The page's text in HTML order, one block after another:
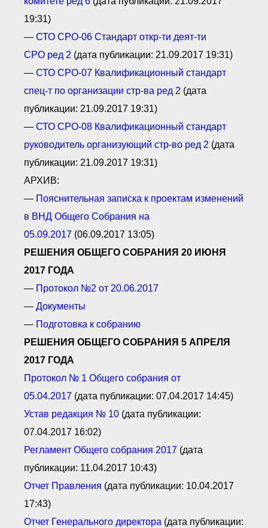
19:31)
— СТО СРО-06 Стандарт откр-ти деят-ти
СРО ред 2 (дата публикации: 21.09.2017 19:31)
— СТО СРО-07 Квалификационный стандарт
спец-т по организации стр-ва ред 2 (дата
публикации: 21.09.2017 19:31)
— СТО СРО-08 Квалификационный стандарт
руководитель организующий стр-во ред 2 (дата
публикации: 21.09.2017 19:31)
АРХИВ:
— Пояснительная записка к проектам изменений
в ВНД Общего Собрания на
05.09.2017 (06.09.2017 13:05)
РЕШЕНИЯ ОБЩЕГО СОБРАНИЯ 20 ИЮНЯ
2017 ГОДА
— Протокол №2 от 20.06.2017
— Документы
— Подготовка к собранию
РЕШЕНИЯ ОБЩЕГО СОБРАНИЯ 5 АПРЕЛЯ
2017 ГОДА
Протокол № 1 Общего собрания от
05.04.2017 (дата публикации: 07.04.2017 14:45)
Устав редакция № 10 (дата публикации:
07.04.2017 16:02)
Регламент Общего собрания 2017 (дата
публикации: 11.04.2017 10:43)
Отчет П равления (дата публикации: 10.04.2017
17:43)
Отчет Генерального директора (дата публикации: